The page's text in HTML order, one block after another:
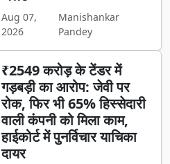
Aug 07,
2026
Manishankar
Pandey
₹2549 करोड़ के टेंडर में
गड़बड़ी का आरोप: जेवी पर
रोक, फिर भी 65% हिस्सेदारी
वाली कंपनी को मिला काम,
हाईकोर्ट में पुनर्विचार याचिका
दायर